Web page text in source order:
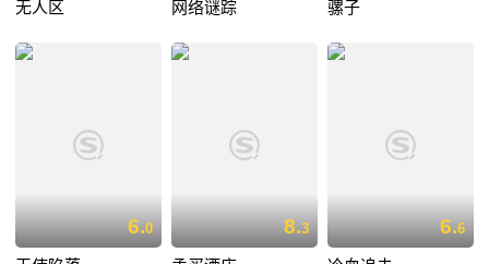
无人区 网络谜踪 骡子
6.0 8.3 6.6